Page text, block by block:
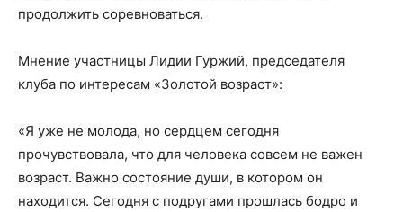
продолжить соревноваться.
Мнение участницы Лидии Гуржий, председателя
клуба по интересам «Золотой возраст»:
«Я уже не молода, но сердцем сегодня
прочувствовала, что для человека совсем не важен
возраст. Важно состояние души, в котором он
находится. Сегодня с подругами прошлась бодро и